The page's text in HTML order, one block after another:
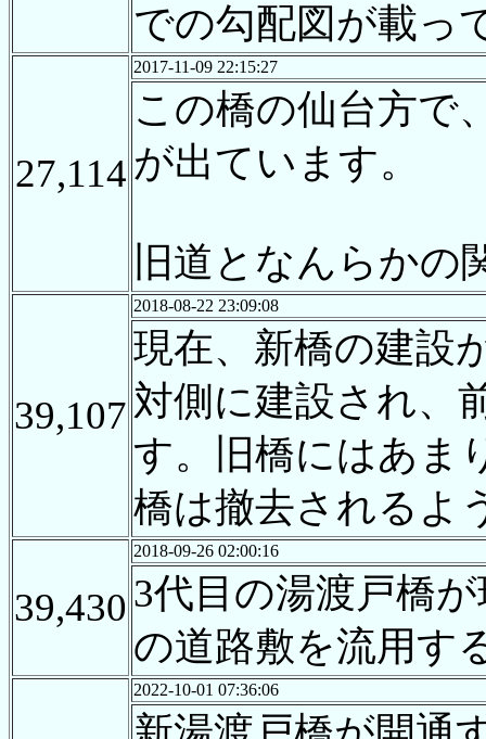
での勾配図が載っ
27,114
2017-11-09 22:15:27
この橋の仙台方で
が出ています。
旧道となんらか
39,107
2018-08-22 23:09:08
現在、新橋の建設
対側に建設され、
す。旧橋にはあま
橋は撤去されるよ
39,430
2018-09-26 02:00:16
3代目の湯渡戸橋
の道路敷を流用す
2022-10-01 07:36:06